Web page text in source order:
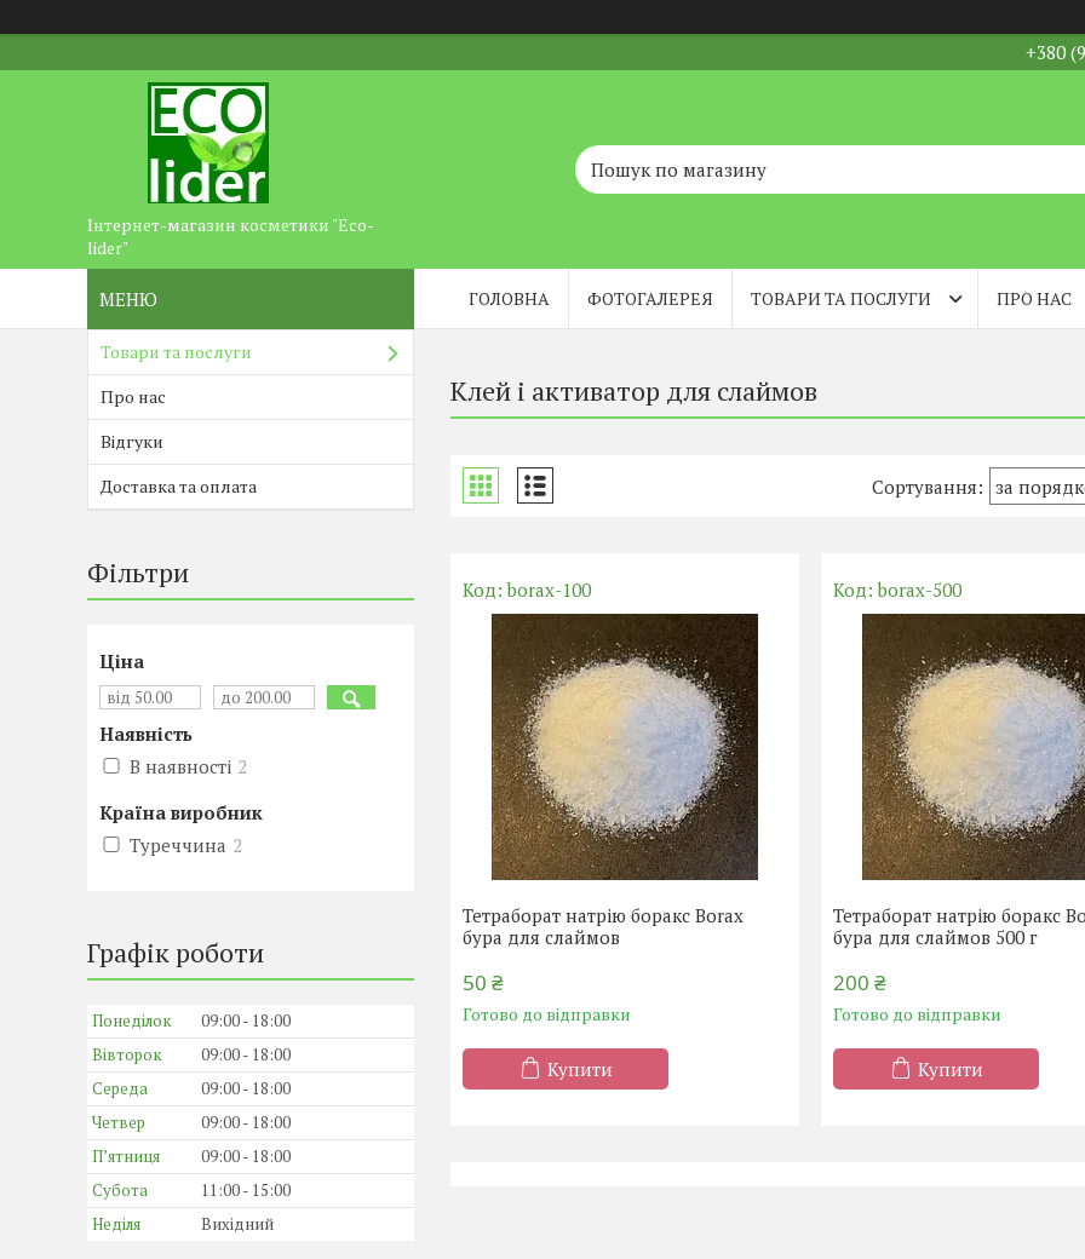
+380
Інтернет-магазин косметики "Eco-
lider"
ГОЛОВНА ФОТОГАЛЕРЕЯ ТОВАРИ ТА ПОСЛУГИ ПРО НАС
Клей і активатор для слаймов
borax-100
Тетраборат натрію боракс Borax
бура для слаймов
50 ₴
Готово до відправки
Купити
borax-500
Тетраборат натрію боракс
бура для слаймов 500 г
200 ₴
Готово до відправки
Купити
Товари та послуги
Про нас
Відгуки
Доставка та оплата
Фільтри
Ціна
Наявність
В наявності 2
Країна виробник
Туреччина 2
Графік роботи
Понеділок 09:00
18:00
Вівторок
09:00
18:00
Середа
09:00
18:00
Четвер
09:00
18:00
Пʼятниця
09:00
18:00
Субота
11:00
15:00
Неділя
Вихідний